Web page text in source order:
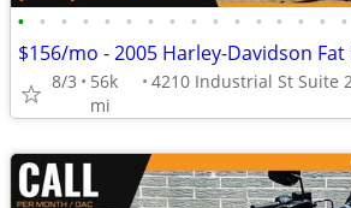
• • • • • • • • • • • • • • • •
$156/mo - 2005 Harley-Davidson Fat
8/3
56k
mi